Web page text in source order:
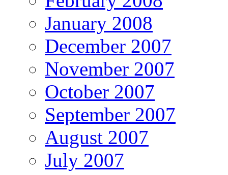
January 2008
December 2007
November 2007
October 2007
September 2007
August 2007
July 2007